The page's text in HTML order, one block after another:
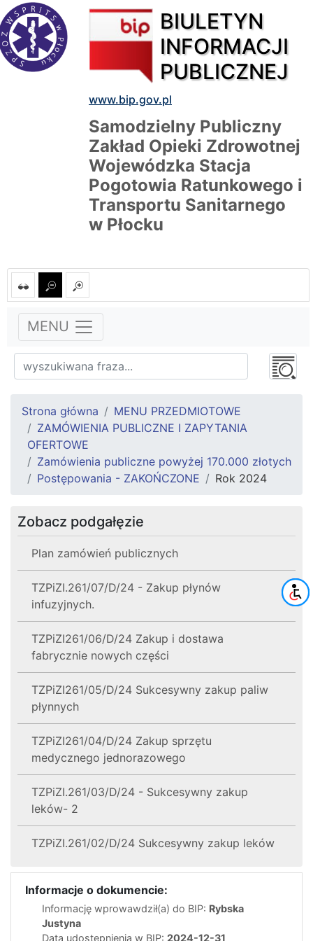
BIULETYN
INFORMACJI
PUBLICZNEJ
www.bip.gov.pl
Samodzielny Publiczny
Zakład Opieki Zdrowotnej
Wojewódzka Stacja
Pogotowia Ratunkowego i
Transportu Sanitarnego
w Płocku
MENU
Strona główna
MENU PRZEDMIOTOWE
ZAMÓWIENIA PUBLICZNE I ZAPYTANIA
OFERTOWE
Zamówienia publiczne powyżej 170.000 złotych
Postępowania - ZAKOŃCZONE
Rok 2024
Zobacz podgałęzie
Plan zamówień publicznych
TZPiZI.261/07/D/24 - Zakup płynów
infuzyjnych.
TZPiZI261/06/D/24 Zakup i dostawa
fabrycznie nowych części
TZPiZI261/05/D/24 Sukcesywny zakup paliw
płynnych
TZPiZI261/04/D/24 Zakup sprzętu
medycznego jednorazowego
TZPiZI.261/03/D/24 - Sukcesywny zakup
leków- 2
TZPiZI.261/02/D/24 Sukcesywny zakup leków
Informacje o dokumencie:
Informację wprowawdził(a) do BIP: Rybska
Justyna
Data udostępnienia w BIP: 2024-12-31